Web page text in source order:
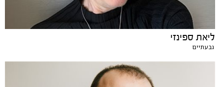
ליאת ספינזי
גבעתיים